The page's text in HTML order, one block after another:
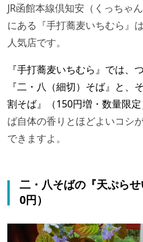
JR函館本線倶知安（くっちゃ
にある『手打蕎麦いちむら』
人気店です。
『手打蕎麦いちむら』では、
『二・八（細切）そば』と、
割そば』（150円増・数量限定
ば自体の香りとほどよいコシ
できますよ。
二・八そばの『天ぷら
0円）